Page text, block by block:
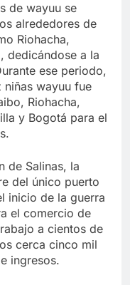
de wayuu se
alrededores de
Riohacha,
dedicándose a la
ese periodo,
wayuu fue
Riohacha,
y Bogotá para el
de Salinas, la
del único puerto
inicio de la guerra
el comercio de
a cientos de
cerca cinco mil
ingresos.